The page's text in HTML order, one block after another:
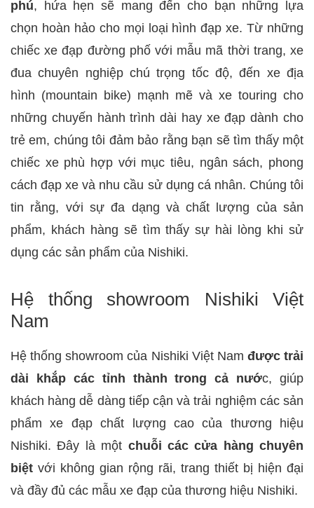
phú, hứa hẹn sẽ mang đến cho bạn những lựa
chọn hoàn hảo cho mọi loại hình đạp xe. Từ những
chiếc xe đạp đường phố với mẫu mã thời trang, xe
đua chuyên nghiệp chú trọng tốc độ, đến xe địa
hình (mountain bike) mạnh mẽ và xe touring cho
những chuyến hành trình dài hay xe đạp dành cho
trẻ em, chúng tôi đảm bảo rằng bạn sẽ tìm thấy một
chiếc xe phù hợp với mục tiêu, ngân sách, phong
cách đạp xe và nhu cầu sử dụng cá nhân. Chúng tôi
tin rằng, với sự đa dạng và chất lượng của sản
phẩm, khách hàng sẽ tìm thấy sự hài lòng khi sử
dụng các sản phẩm của Nishiki.
Hệ thống showroom Nishiki Việt
Nam
Hệ thống showroom của Nishiki Việt Nam được trải
dài khắp các tỉnh thành trong cả nước, giúp
khách hàng dễ dàng tiếp cận và trải nghiệm các sản
phẩm xe đạp chất lượng cao của thương hiệu
Nishiki. Đây là một chuỗi các cửa hàng chuyên
biệt với không gian rộng rãi, trang thiết bị hiện đại
và đầy đủ các mẫu xe đạp của thương hiệu Nishiki.